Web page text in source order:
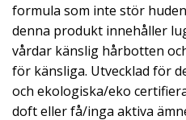
formula som inte stör
denna produkt innehåller
vårdar känslig hårbotten
för känsliga. Utvecklad för
och ekologiska/eko
doft eller få/inga aktiva